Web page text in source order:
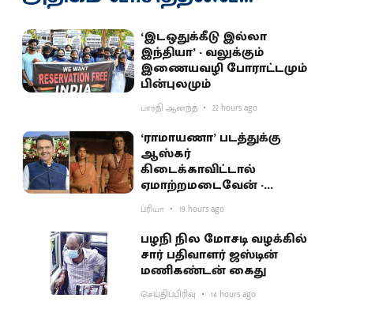
‘இடஒதுக்கீடு இல்லா
இந்தியா’ - வலுக்கும்
இணையவழி போராட்டமும்
பின்புலமும்
பாரதி ஆனந்த் 22 hours ago
‘ராமாயணா’ படத்துக்கு
ஆஸ்கர்
கிடைக்காவிட்டால்
ஏமாற்றமடைவேன் -
மகாராஷ்டிர முதல்வர்
பகிர்வு
ப்ரியா 19 hours ago
பழநி நில மோசடி வழக்கில்
சார் பதிவாளர் ஜஸ்டின்
மணிகண்டன் கைது
செய்திப்பிரிவு 14 hours ago